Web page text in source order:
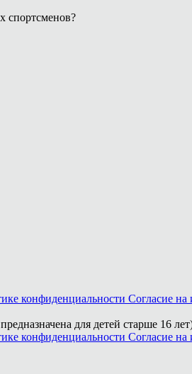
спортсменов?
конфиденциальности Согласие на
для детей старше 16
конфиденциальности Согласие на